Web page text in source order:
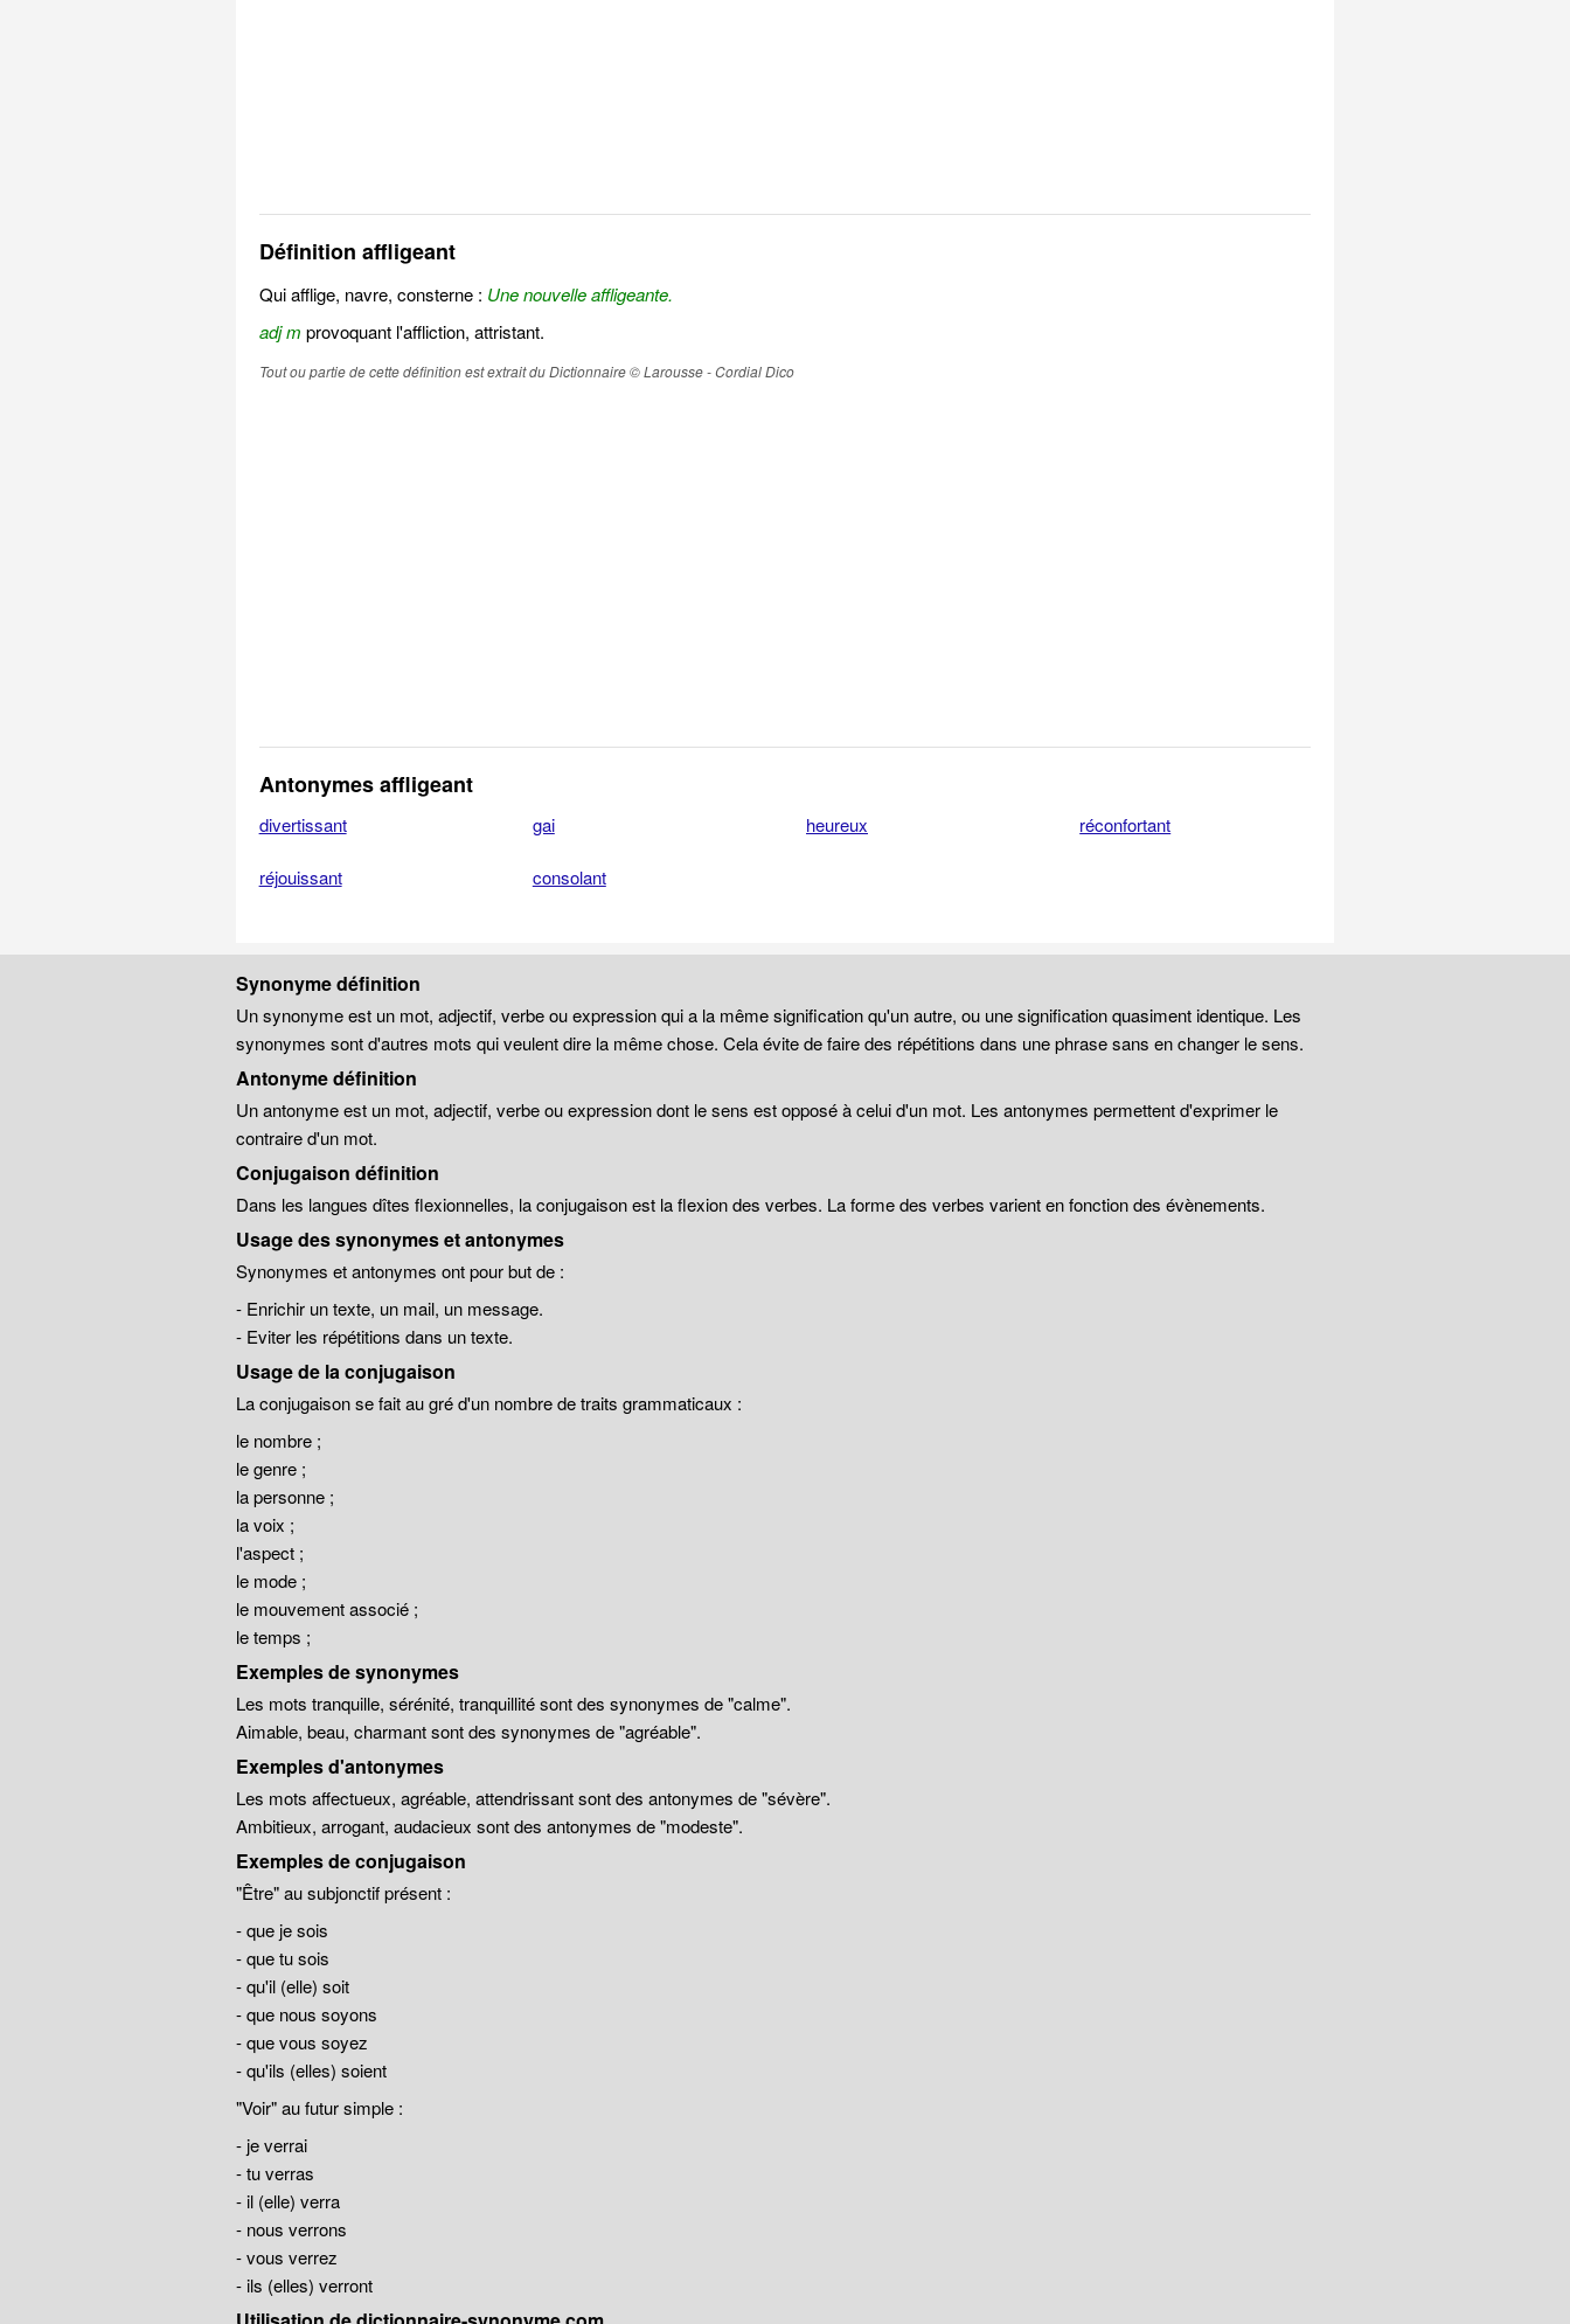
Définition affligeant
Qui afflige, navre, consterne : Une nouvelle affligeante.
adj m provoquant l'affliction, attristant.
Tout ou partie de cette définition est extrait du Dictionnaire © Larousse - Cordial Dico
Antonymes affligeant
divertissant gai heureux réconfortant
réjouissant consolant
Synonyme définition
Un synonyme est un mot, adjectif, verbe ou expression qui a la même signification qu'un autre, ou une signification quasiment identique. Les
synonymes sont d'autres mots qui veulent dire la même chose. Cela évite de faire des répétitions dans une phrase sans en changer le sens.
Antonyme définition
Un antonyme est un mot, adjectif, verbe ou expression dont le sens est opposé à celui d'un mot. Les antonymes permettent d'exprimer le
contraire d'un mot.
Conjugaison définition
Dans les langues dîtes flexionnelles, la conjugaison est la flexion des verbes. La forme des verbes varient en fonction des évènements.
Usage des synonymes et antonymes
Synonymes et antonymes ont pour but de :
- Enrichir un texte, un mail, un message.
- Eviter les répétitions dans un texte.
Usage de la conjugaison
La conjugaison se fait au gré d'un nombre de traits grammaticaux :
le nombre ;
le genre ;
la personne ;
la voix ;
l'aspect ;
le mode ;
le mouvement associé ;
le temps ;
Exemples de synonymes
Les mots tranquille, sérénité, tranquillité sont des synonymes de "calme".
Aimable, beau, charmant sont des synonymes de "agréable".
Exemples d'antonymes
Les mots affectueux, agréable, attendrissant sont des antonymes de "sévère".
Ambitieux, arrogant, audacieux sont des antonymes de "modeste".
Exemples de conjugaison
"Être" au subjonctif présent :
- que je sois
- que tu sois
- qu'il (elle) soit
- que nous soyons
- que vous soyez
- qu'ils (elles) soient
"Voir" au futur simple :
- je verrai
- tu verras
- il (elle) verra
- nous verrons
- vous verrez
- ils (elles) verront